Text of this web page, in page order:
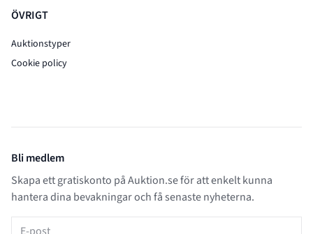
ÖVRIGT
Auktionstyper
Cookie policy
Bli medlem
Skapa ett gratiskonto på Auktion.se för att enkelt kunna
hantera dina bevakningar och få senaste nyheterna.
E-post